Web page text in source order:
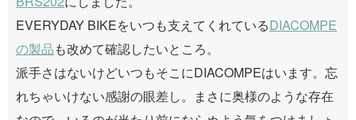
EVERYDAY BIKEをいつも支えてくれているDIACOMPE
の製品も改めて確認したいところ。
派手さはないけどいつもそこにDIACOMPEはいます。忘
れちゃいけない感謝の眼差し。まさに奥様のような存在